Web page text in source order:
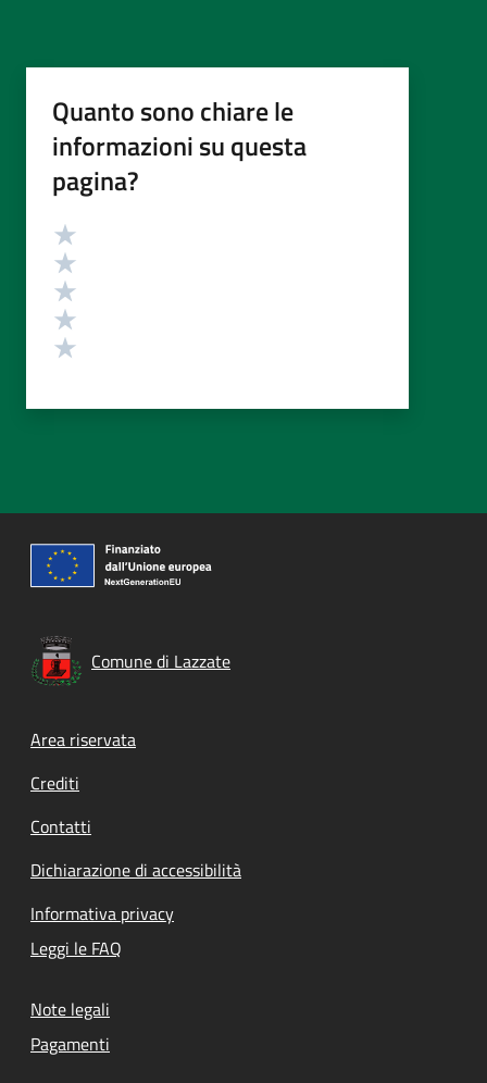
Quanto sono chiare le
informazioni su questa
pagina?
Valutazione
Comune di Lazzate
Footer menu
Area riservata
Crediti
Contatti
Dichiarazione di accessibilità
Informativa privacy
Leggi le FAQ
Note legali
Pagamenti